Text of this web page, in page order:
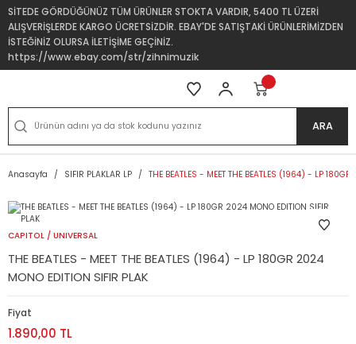
SİTEDE GÖRDÜĞÜNÜZ TÜM ÜRÜNLER STOKTA VARDIR, 5400 TL ÜZERİ
ALIŞVERİŞLERDE KARGO ÜCRETSİZDİR. EBAY'DE SATIŞTAKİ ÜRÜNLERİMİZDEN
İSTEĞİNİZ OLURSA İLETİŞİME GEÇİNİZ.
https://www.ebay.com/str/zihnimuzik
ARA
Anasayfa SIFIR PLAKLAR LP THE BEATLES - MEET THE BEATLES (1964) - LP
CAPITOL / UNIVERSAL
THE BEATLES - MEET THE BEATLES (1964) - LP 180GR 2024
MONO EDITION SIFIR PLAK
Fiyat
1.890,00 TL